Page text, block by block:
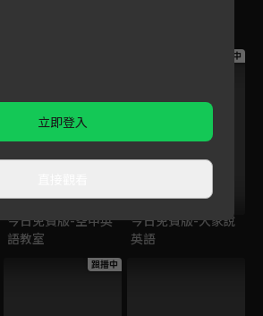
今日免費版-空中英
語教室
跟播中
今日免費版-大家說
英語
跟播中
立即登入